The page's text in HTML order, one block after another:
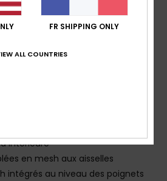
renforcées aux endroits
intérieure
en mesh aux aisselles
intégrés au niveau des poignets
FR SHIPPING ONLY
ALL COUNTRIES